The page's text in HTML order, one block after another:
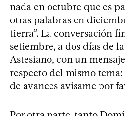
nada en octubre que es
otras palabras en
tierra”. La conversación
setiembre, a dos días de
Astesiano, con un
respecto del mismo tema:
de avances avisame por